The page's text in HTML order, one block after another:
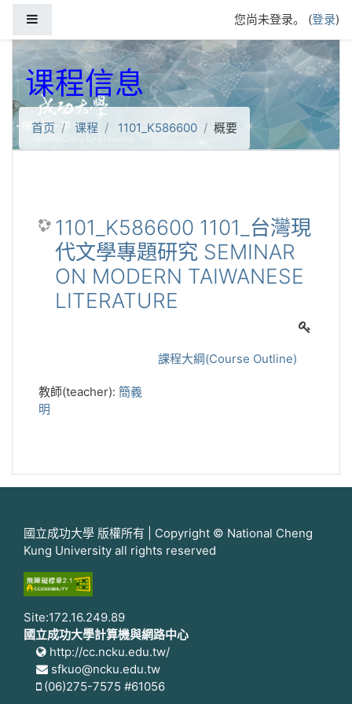
您尚未登录。 (登录)
课程信息
首页 课程 1101_K586600 概要
1101_K586600 1101_台灣現
代文學專題研究 SEMINAR
ON MODERN TAIWANESE
LITERATURE
課程大綱(Course Outline)
教師(teacher): 簡義
明
國立成功大學 版權所有 | Copyright © National Cheng
Kung University all rights reserved
Site:172.16.249.89
國立成功大學計算機與網路中心
http://cc.ncku.edu.tw/
sfkuo@ncku.edu.tw
(06)275-7575 #61056